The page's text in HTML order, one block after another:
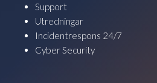
Support
Utredningar
Incidentrespons 24/7
Cyber Security